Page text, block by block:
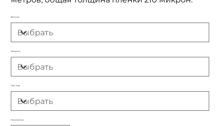
Длинна
Ширина
Top-coat
Количество